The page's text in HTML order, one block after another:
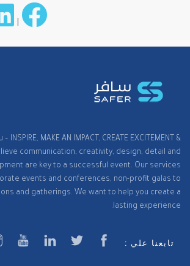
|
MAKE AN IMPACT, CREATE EXCITEMENT &
communication, creativity, design, detail and
are key to a successful event. Our services
events and conferences, non-profit galas to
and gatherings. We want to help you create a
lasting experience.
تابعنا علي :